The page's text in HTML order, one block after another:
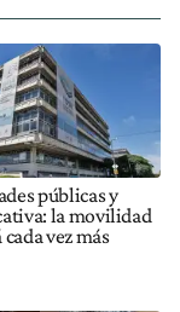
públicas y
la movilidad
vez más